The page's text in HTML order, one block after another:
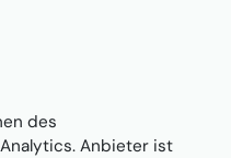
des
Anbieter ist